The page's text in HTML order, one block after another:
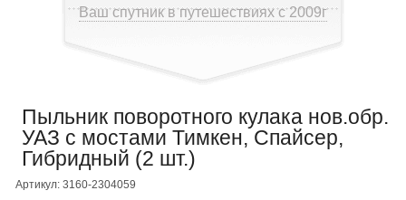
Ваш спутник в путешествиях с 2009г
Пыльник поворотного кулака нов.обр.
УАЗ с мостами Тимкен, Спайсер,
Гибридный (2 шт.)
Артикул: 3160-2304059